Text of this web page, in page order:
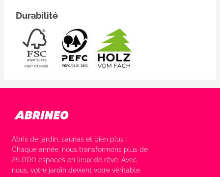
Durabilité
Abris de jardin, saunas et bien plus :
Chaque année, nous transformons plus de
25 000 espaces en lieux de rêve. Avec
nous, votre jardin devient votre véritable